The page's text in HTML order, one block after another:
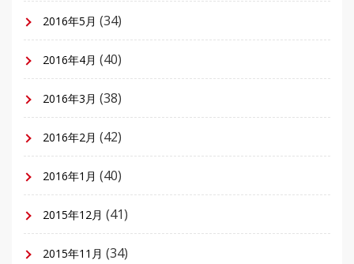
2016年5月 (34)
2016年4月 (40)
2016年3月 (38)
2016年2月 (42)
2016年1月 (40)
2015年12月 (41)
2015年11月 (34)